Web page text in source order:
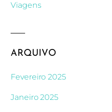
Viagens
ARQUIVO
Fevereiro 2025
Janeiro 2025